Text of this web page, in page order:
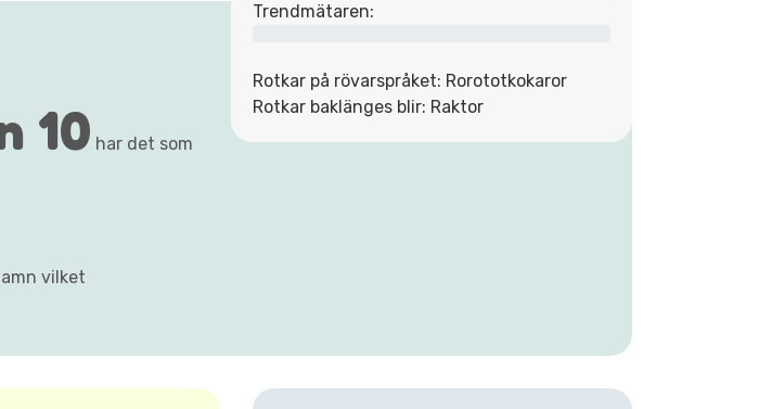
Trendmätaren:
Rotkar på rövarspråket: Rorototkokaror
Rotkar baklänges blir: Raktor
10 har det som
vilket